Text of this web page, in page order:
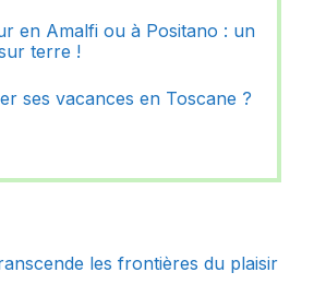
en Amalfi ou à Positano : un
terre !
ses vacances en Toscane ?
les frontières du plaisir